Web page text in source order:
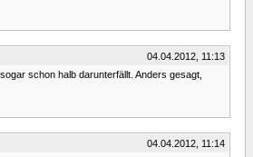
04.04.2012, 11:13
schon halb darunterfällt. Anders gesagt,
04.04.2012, 11:14